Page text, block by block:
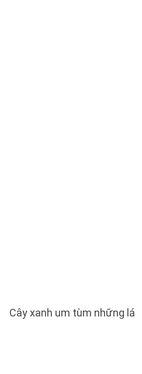
Cây xanh um tùm những lá